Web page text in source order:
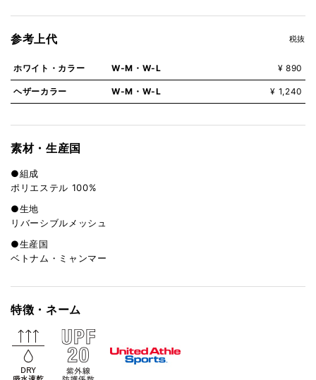
参考上代 税抜
ホワイト・カラー W-M・W-L ¥ 890
ヘザーカラー W-M・W-L ¥ 1,240
素材・生産国
●組成
ポリエステル 100%
●生地
リバーシブルメッシュ
●生産国
ベトナム・ミャンマー
特徴・ネーム